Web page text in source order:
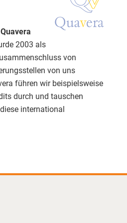
Gesellschaft für
mbH
Import und
13.00 - 17.00 Uhr
31
gfrs.de/
7)
Quavera
2003 als
von
von uns
führen wir beispielsweise
durch und tauschen
international